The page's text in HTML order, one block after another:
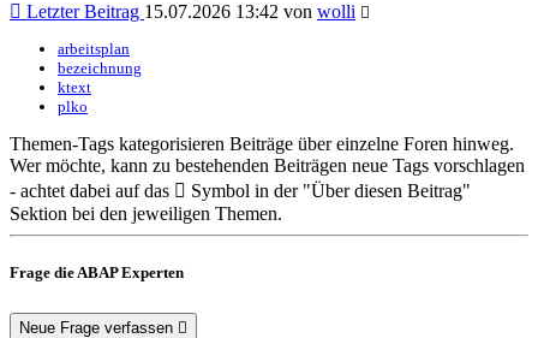
Letzter Beitrag 15.07.2026 13:42 von wolli
arbeitsplan
bezeichnung
ktext
plko
Themen-Tags kategorisieren Beiträge über einzelne Foren hinweg.
Wer möchte, kann zu bestehenden Beiträgen neue Tags vorschlagen
- achtet dabei auf das
Symbol in der "Über diesen Beitrag"
Sektion bei den jeweiligen Themen.
Frage die ABAP Experten
Neue Frage verfassen